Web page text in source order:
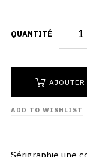
QUANTITÉ
ADD TO WISHLIST